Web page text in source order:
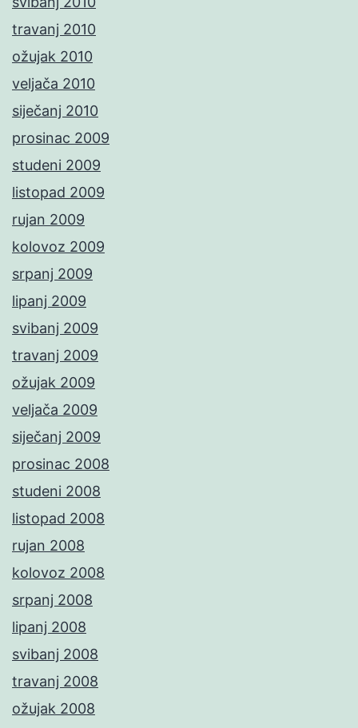
travanj 2010
ožujak 2010
veljača 2010
siječanj 2010
prosinac 2009
studeni 2009
listopad 2009
rujan 2009
kolovoz 2009
srpanj 2009
lipanj 2009
svibanj 2009
travanj 2009
ožujak 2009
veljača 2009
siječanj 2009
prosinac 2008
studeni 2008
listopad 2008
rujan 2008
kolovoz 2008
srpanj 2008
lipanj 2008
svibanj 2008
travanj 2008
ožujak 2008